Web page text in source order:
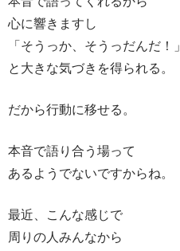
心に響きますし
「そうっか、そうっだんだ！」
と大きな気づきを得られる。
だから行動に移せる。
本音で語り合う場って
あるようでないですからね。
最近、こんな感じで
周りの人みんなから